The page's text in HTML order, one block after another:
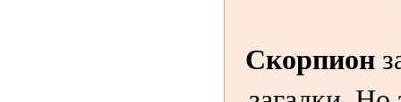
Скорпион